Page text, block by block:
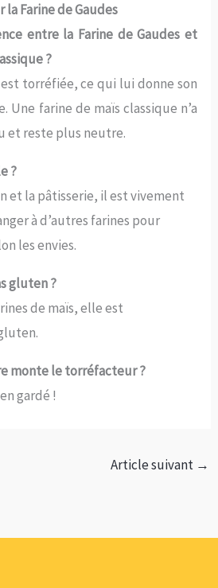
la Farine de Gaudes
entre la Farine de Gaudes et
?
est torréfiée, ce qui lui donne son
farine de maïs classique n’a
et reste plus neutre.
?
et la pâtisserie, il est vivement
à d’autres farines pour
les envies.
gluten ?
de maïs, elle est
monte le torréfacteur ?
gardé !
Article suivant →